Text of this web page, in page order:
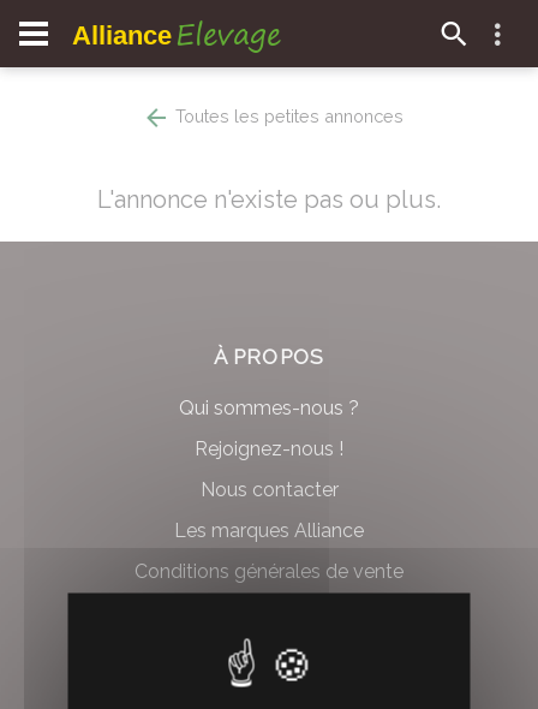
Alliance Elevage
Toutes les petites annonces
L'annonce n'existe pas ou plus.
À PROPOS
Qui sommes-nous ?
Rejoignez-nous !
Nous contacter
Les marques Alliance
Conditions générales de vente